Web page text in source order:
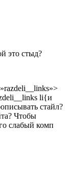
это стыд?
li{и
стайл?
Чтобы
слабый комп